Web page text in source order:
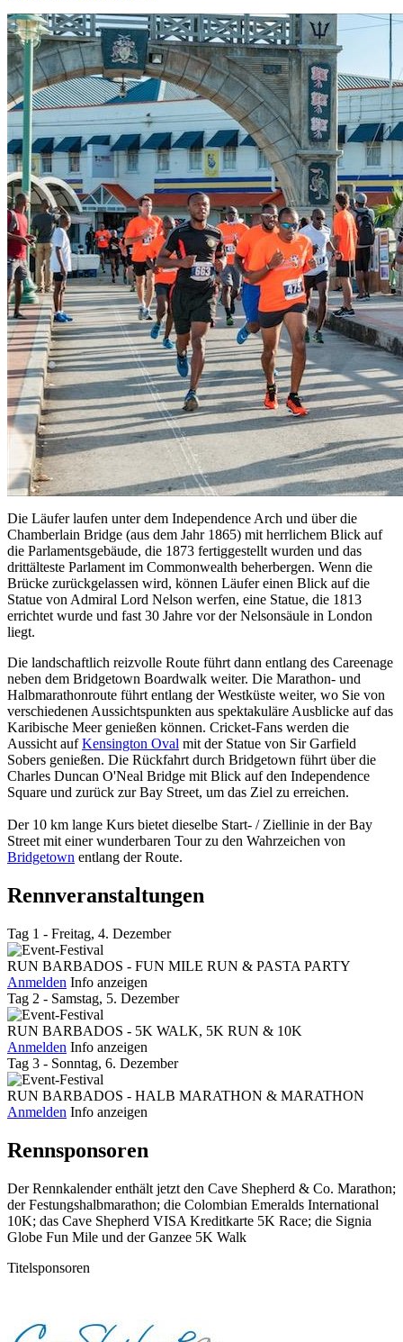
Die Läufer laufen unter dem Independence Arch und über die
Chamberlain Bridge (aus dem Jahr 1865) mit herrlichem Blick auf
die Parlamentsgebäude, die 1873 fertiggestellt wurden und das
drittälteste Parlament im Commonwealth beherbergen. Wenn die
Brücke zurückgelassen wird, können Läufer einen Blick auf die
Statue von Admiral Lord Nelson werfen, eine Statue, die 1813
errichtet wurde und fast 30 Jahre vor der Nelsonsäule in London
liegt.
Die landschaftlich reizvolle Route führt dann entlang des Careenage
neben dem Bridgetown Boardwalk weiter. Die Marathon- und
Halbmarathonroute führt entlang der Westküste weiter, wo Sie von
verschiedenen Aussichtspunkten aus spektakuläre Ausblicke auf das
Karibische Meer genießen können. Cricket-Fans werden die
Aussicht aufKensington Oval mit der Statue von Sir Garfield
Sobers genießen. Die Rückfahrt durch Bridgetown führt über die
Charles Duncan O'Neal Bridge mit Blick auf den Independence
Square und zurück zur Bay Street, um das Ziel zu erreichen.
Der 10 km lange Kurs bietet dieselbe Start- / Ziellinie in der Bay
Street mit einer wunderbaren Tour zu den Wahrzeichen von
Bridgetown entlang der Route.
Rennveranstaltungen
Tag 1 - Freitag, 4. Dezember
RUN BARBADOS - FUN MILE RUN & PASTA PARTY
Anmelden Info anzeigen
Tag 2 - Samstag, 5. Dezember
RUN BARBADOS - 5K WALK, 5K RUN & 10K
Anmelden Info anzeigen
Tag 3 - Sonntag, 6. Dezember
RUN BARBADOS - HALB MARATHON & MARATHON
Anmelden Info anzeigen
Rennsponsoren
Der Rennkalender enthält jetzt den Cave Shepherd & Co. Marathon;
der Festungshalbmarathon; die Colombian Emeralds International
10K; das Cave Shepherd VISA Kreditkarte 5K Race; die Signia
Globe Fun Mile und der Ganzee 5K Walk
Titelsponsoren